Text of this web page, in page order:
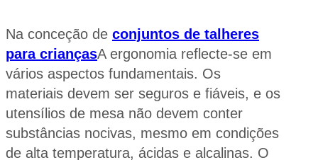
Na conceção de conjuntos de talheres
para criançasA ergonomia reflecte-se em
vários aspectos fundamentais. Os
materiais devem ser seguros e fiáveis, e os
utensílios de mesa não devem conter
substâncias nocivas, mesmo em condições
de alta temperatura, ácidas e alcalinas. O